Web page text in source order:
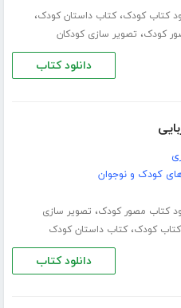
کتاب کودک،کتاب داستان کودک،
کودک، تصویر سازی کودکان
دانلود کتاب
کودک و نوجوان
کتاب مصور کودک، تصویر سازی
کتاب کودک،کتاب داستان کودک
دانلود کتاب